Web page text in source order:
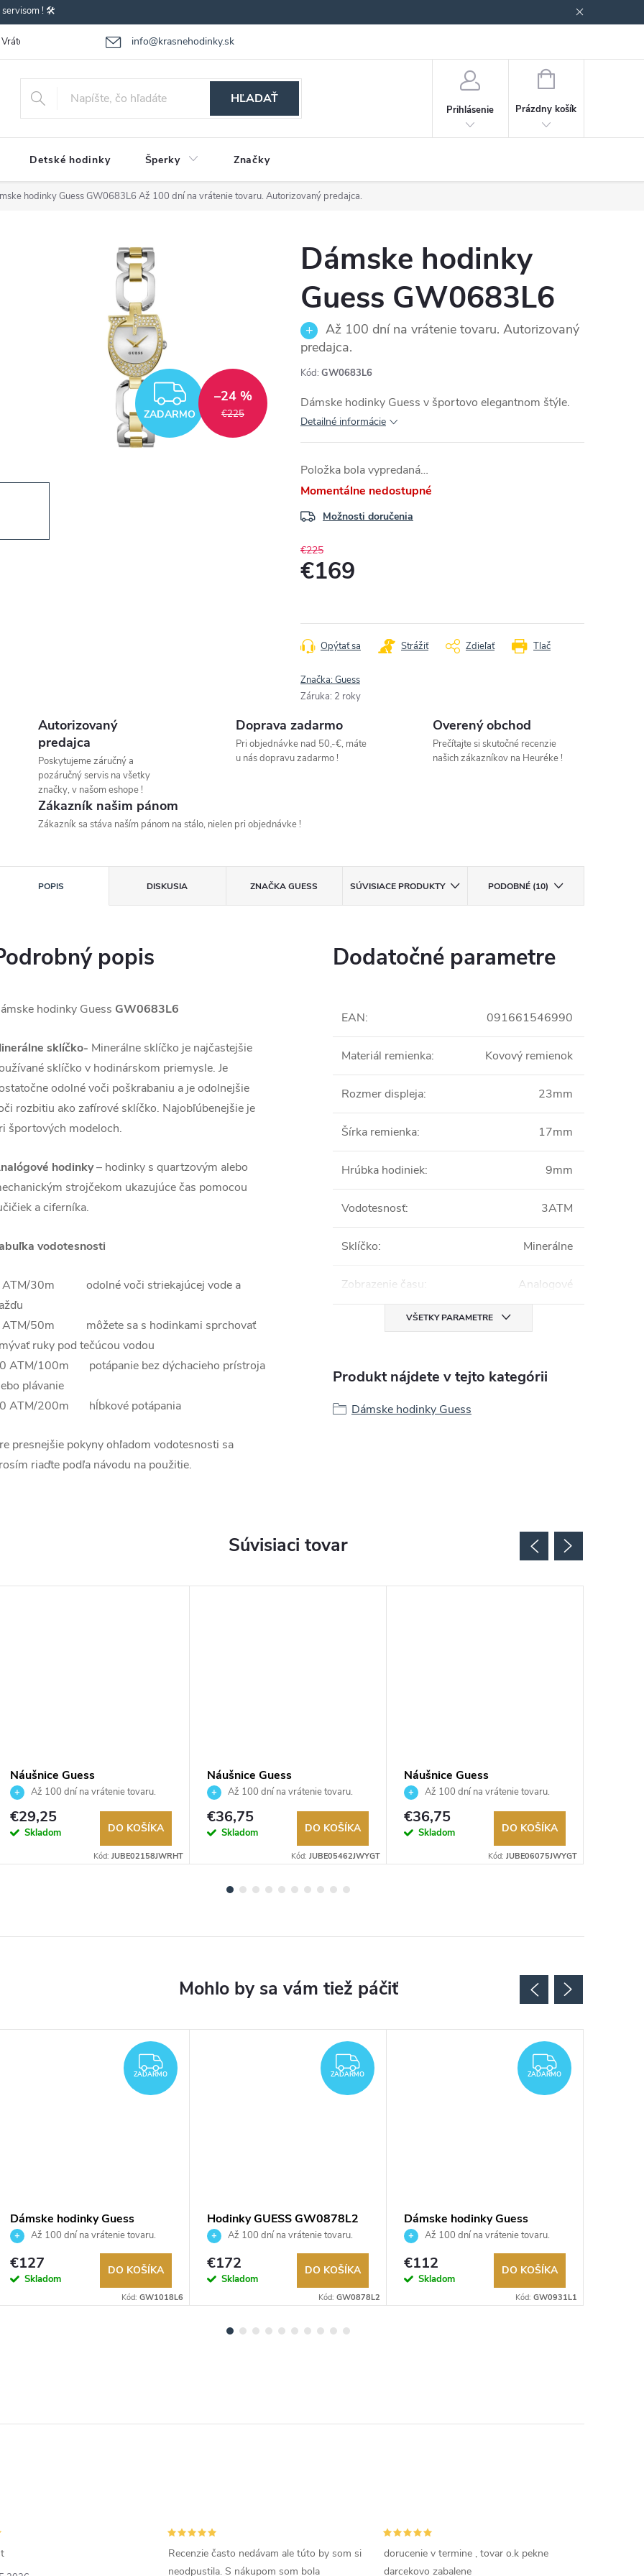
servisom ! 🛠️
info@krasnehodinky.sk
Vrátenie-výmena tovaru Reklamácia tovaru Obchodné podmienky
HĽADAŤ
Prihlásenie
NÁKUPNÝ
Prázdny košík
Detské hodinky Šperky Značky
hodinky Guess GW0683L6 Až 100 dní na vrátenie tovaru. Autorizovaný predajca.
ZADARMO
ZADARMO €225
–24 %
Dámske hodinky
Guess GW0683L6
Až 100 dní na vrátenie tovaru. Autorizovaný
predajca.
Kód: GW0683L6
Dámske hodinky Guess v športovo elegantnom štýle.
Detailné informácie
Položka bola vypredaná…
Momentálne nedostupné
Možnosti doručenia
€225
€169
Tlač
Opýtať sa Strážiť Zdieľať
Značka:Guess
Záruka: 2 roky
Autorizovaný
predajca
Poskytujeme záručný a
pozáručný servis na všetky
značky, v našom eshope !
Doprava zadarmo
Pri objednávke nad 50,-€, máte
u nás dopravu zadarmo !
Overený obchod
Prečítajte si skutočné recenzie
našich zákazníkov na Heuréke !
Zákazník našim pánom
Zákazník sa stáva naším pánom na stálo, nielen pri objednávke !
POPIS DISKUSIA ZNAČKAGUESS SÚVISIACE PRODUKTY PODOBNÉ (10)
popis
hodinky Guess GW0683L6
sklíčko- Minerálne sklíčko je najčastejšie
sklíčko v hodinárskom priemysle. Je
odolné voči poškrabaniu a je odolnejšie
rozbitiu ako zafírové sklíčko. Najobľúbenejšie je
športových modeloch.
hodinky– hodinky s quartzovým alebo
strojčekom ukazujúce čas pomocou
a ciferníka.
vodotesnosti
ATM/30m odolné voči striekajúcej vode a
ATM/50m môžete sa s hodinkami sprchovať
ruky pod tečúcou vodou
ATM/100m potápanie bez dýchacieho prístroja
plávanie
ATM/200m hĺbkové potápania
presnejšie pokyny ohľadom vodotesnosti sa
riaďte podľa návodu na použitie.
Dodatočné parametre
EAN: 091661546990
Materiál remienka: Kovový remienok
Rozmer displeja: 23mm
Šírka remienka: 17mm
Hrúbka hodiniek: 9mm
Vodotesnosť: 3ATM
Sklíčko: Minerálne
Zobrazenie času : Analogové
VŠETKY PARAMETRE
Produkt nájdete v tejto kategórii
Dámske hodinky Guess
Súvisiaci tovar
Náušnice Guess
JUBE02158JWRHT
Až 100 dní na vrátenie tovaru.
Autorizovaný predajca.
€29,25
Skladom DO KOŠÍKA
Kód: JUBE02158JWRHT
Náušnice Guess
JUBE05462JWYGT
Až 100 dní na vrátenie tovaru.
Autorizovaný predajca.
€36,75
Skladom DO KOŠÍKA
Kód: JUBE05462JWYGT
Náušnice Guess
JUBE06075JWYGT
Až 100 dní na vrátenie tovaru.
Autorizovaný predajca.
€36,75
Skladom DO KOŠÍKA
Kód: JUBE06075JWYGT
ZADARMO
ZADARMO
Dámske hodinky Guess
GW1018L6
Až 100 dní na vrátenie tovaru.
Autorizovaný predajca.
€127
Skladom
DO KOŠÍKA
Kód: GW1018L6
ZADARMO
ZADARMO
Hodinky GUESS GW0878L2
Až 100 dní na vrátenie tovaru.
Autorizovaný predajca.
€172
Skladom
DO KOŠÍKA
Kód: GW0878L2
ZADARMO
ZADARMO
Dámske hodinky Guess
GW0931L1
Až 100 dní na vrátenie tovaru.
Autorizovaný predajca.
€112
Skladom
DO KOŠÍKA
Kód: GW0931L1
Recenzie často nedávam ale túto by som si
neodpustila. S nákupom som bola
dorucenie v termine , tovar o.k pekne
darcekovo zabalene